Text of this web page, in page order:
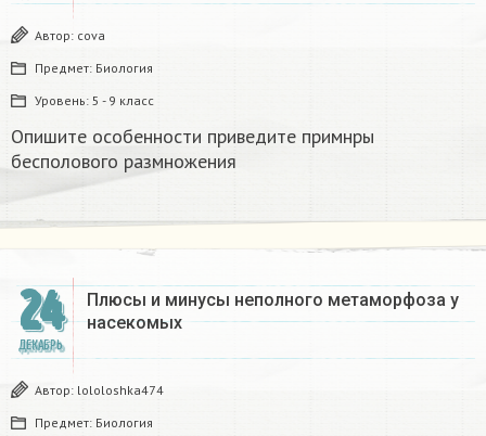
Автор: covа
Предмет: Биология
Уровень: 5 - 9 класс
Опишите особенности приведите примнры
бесполового размножения
24
ДЕКАБРЬ
Плюсы и минусы неполного метаморфоза у
насекомых​
Автор: lololoshka474
Предмет: Биология